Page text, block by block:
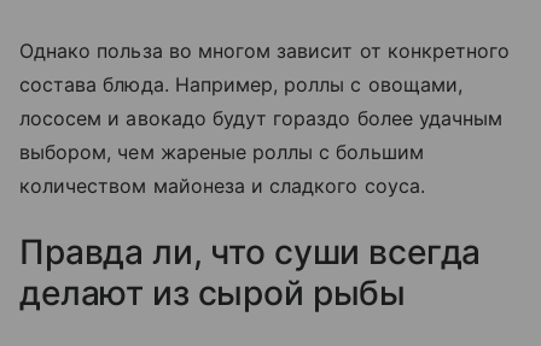
Однако польза во многом зависит от конкретного
состава блюда. Например, роллы с овощами,
лососем и авокадо будут гораздо более удачным
выбором, чем жареные роллы с большим
количеством майонеза и сладкого соуса.
Правда ли, что суши всегда
делают из сырой рыбы